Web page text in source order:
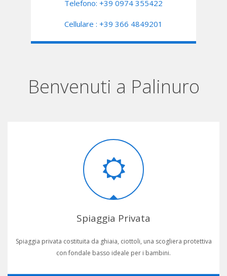
Telefono: +39 0974 355422
Cellulare : +39 366 4849201
Benvenuti a Palinuro
Spiaggia Privata
Spiaggia privata costituita da ghiaia, ciottoli, una scogliera protettiva
con fondale basso ideale per i bambini.